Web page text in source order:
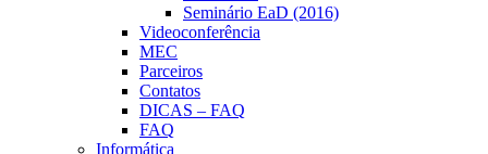
Seminário EaD (2016)
Videoconferência
MEC
Parceiros
Contatos
DICAS – FAQ
FAQ
Informática